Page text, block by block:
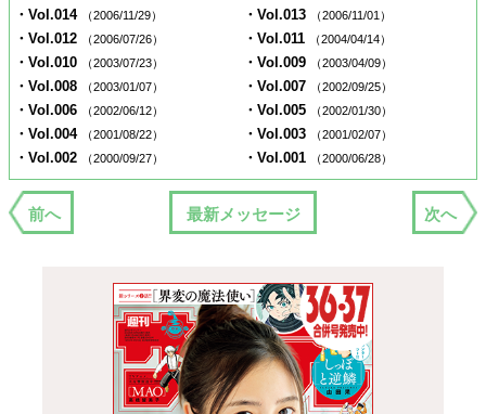
・Vol.014 （2006/11/29） ・Vol.013 （2006/11/01）
・Vol.012 （2006/07/26） ・Vol.011 （2004/04/14）
・Vol.010 （2003/07/23） ・Vol.009 （2003/04/09）
・Vol.008 （2003/01/07） ・Vol.007 （2002/09/25）
・Vol.006 （2002/06/12） ・Vol.005 （2002/01/30）
・Vol.004 （2001/08/22） ・Vol.003 （2001/02/07）
・Vol.002 （2000/09/27） ・Vol.001 （2000/06/28）
前へ 最新メッセージ 次へ